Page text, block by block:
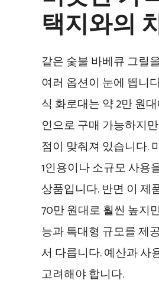
택지와의
같은 숯불 바베큐 그릴
여러 옵션이 눈에 띕니
식 화로대는 약 2만 원
인으로 구매 가능하지
점이 맞춰져 있습니다.
1인용이나 소규모 사용
상품입니다. 반면 이 제
70만 원대로 훨씬 높지
능과 특대형 규모를 제
서 다릅니다. 예산과 사
고려해야 합니다.